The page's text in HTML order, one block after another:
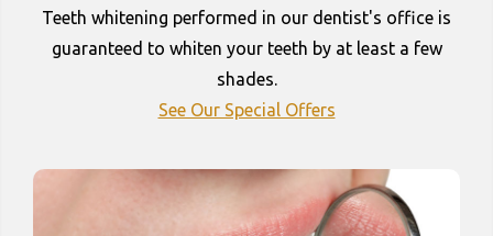
Teeth whitening performed in our dentist's office is
guaranteed to whiten your teeth by at least a few
shades.
See Our Special Offers